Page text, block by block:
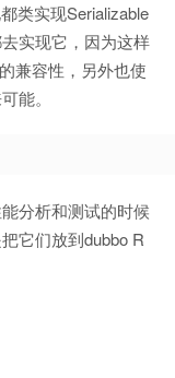
类实现Serializable
实现它，因为这样
兼容性，另外也使
能。
分析和测试的时候
它们放到dubbo R